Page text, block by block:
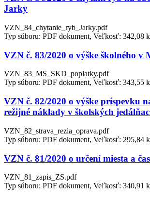
Jarky
VZN_84_chytanie_ryb_Jarky.pdf
Typ súboru: PDF dokument, Veľkosť: 342,08
VZN č. 83/2020 o výške školného v
VZN_83_MS_SKD_poplatky.pdf
Typ súboru: PDF dokument, Veľkosť: 343,55
VZN č. 82/2020 o výške príspevku
režijné náklady v školských
VZN_82_strava_rezia_oprava.pdf
Typ súboru: PDF dokument, Veľkosť: 295,84
VZN č. 81/2020 o určení miesta a
VZN_81_zapis_ZS.pdf
Typ súboru: PDF dokument, Veľkosť: 340,91